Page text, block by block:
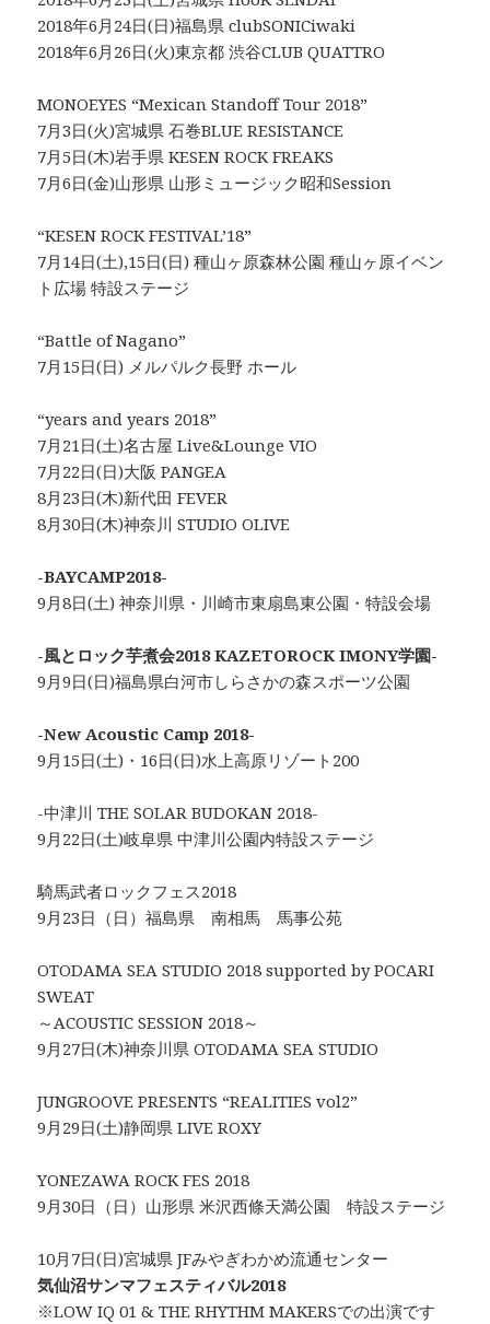
2018年6月24日(日)福島県 clubSONICiwaki
2018年6月26日(火)東京都 渋谷CLUB QUATTRO
MONOEYES “Mexican Standoff Tour 2018”
7月3日(火)宮城県 石巻BLUE RESISTANCE
7月5日(木)岩手県 KESEN ROCK FREAKS
7月6日(金)山形県 山形ミュージック昭和Session
“KESEN ROCK FESTIVAL’18”
7月14日(土),15日(日) 種山ヶ原森林公園 種山ヶ原イベン
ト広場 特設ステージ
“Battle of Nagano”
7月15日(日) メルパルク長野 ホール
“years and years 2018”
7月21日(土)名古屋 Live&Lounge VIO
7月22日(日)大阪 PANGEA
8月23日(木)新代田 FEVER
8月30日(木)神奈川 STUDIO OLIVE
-BAYCAMP2018-
9月8日(土) 神奈川県・川崎市東扇島東公園・特設会場
-風とロック芋煮会2018 KAZETOROCK IMONY学園-
9月9日(日)福島県白河市しらさかの森スポーツ公園
-New Acoustic Camp 2018-
9月15日(土)・16日(日)水上高原リゾート200
-中津川 THE SOLAR BUDOKAN 2018-
9月22日(土)岐阜県 中津川公園内特設ステージ
騎馬武者ロックフェス2018
9月23日（日）福島県 南相馬 馬事公苑
OTODAMA SEA STUDIO 2018 supported by POCARI
SWEAT
～ACOUSTIC SESSION 2018～
9月27日(木)神奈川県 OTODAMA SEA STUDIO
JUNGROOVE PRESENTS “REALITIES vol2”
9月29日(土)静岡県 LIVE ROXY
YONEZAWA ROCK FES 2018
9月30日（日）山形県 米沢西條天満公園 特設ステージ
10月7日(日)宮城県 JFみやぎわかめ流通センター
気仙沼サンマフェスティバル2018
※LOW IQ 01 & THE RHYTHM MAKERSでの出演です